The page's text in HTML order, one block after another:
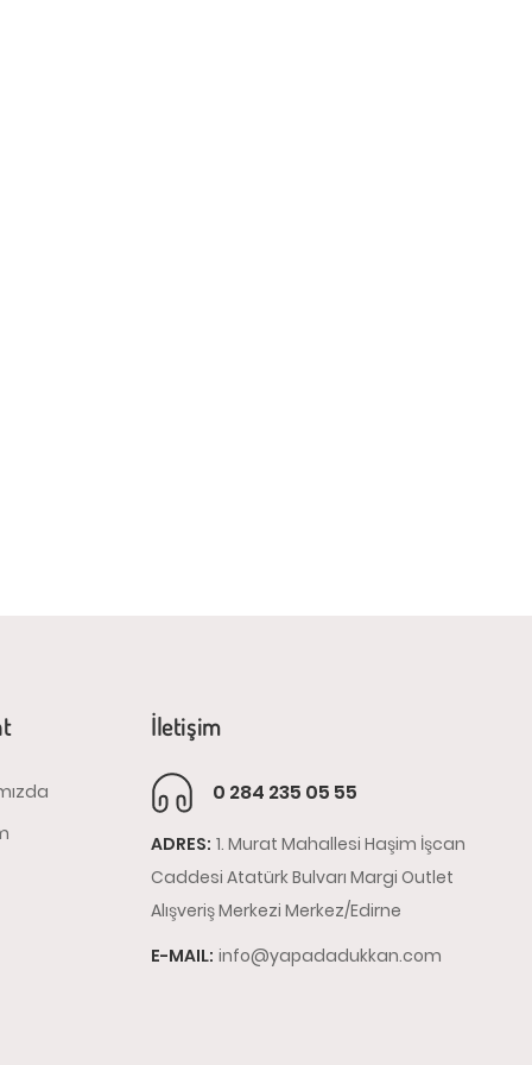
İletişim
0 284 235 05 55
ADRES: 1. Murat Mahallesi Haşim İşcan
Caddesi Atatürk Bulvarı Margi Outlet
Alışveriş Merkezi Merkez/Edirne
E-MAIL: info@yapadadukkan.com